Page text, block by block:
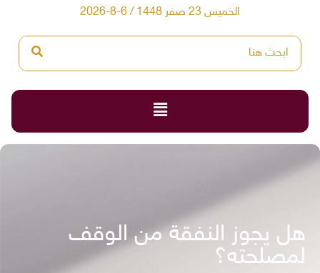
الخميس 23 صفر 1448 / 6-8-2026
هل يجوز النفقة من الوقف
لمصلحته؟